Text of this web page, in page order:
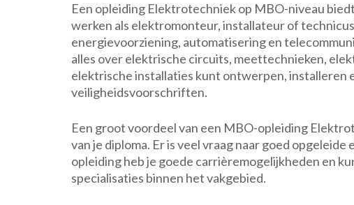
Een opleiding Elektrotechniek op MBO-niveau
werken als elektromonteur, installateur of
energievoorziening, automatisering en
alles over elektrische circuits, meettechnieken,
elektrische installaties kunt ontwerpen, installeren
veiligheidsvoorschriften.
Een groot voordeel van een MBO-opleiding
van je diploma. Er is veel vraag naar goed
opleiding heb je goede carrièremogelijkheden en
specialisaties binnen het vakgebied.